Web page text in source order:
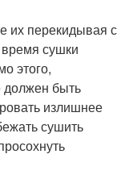
их перекидывая с
сушки
этого,
должен быть
излишнее
сушить